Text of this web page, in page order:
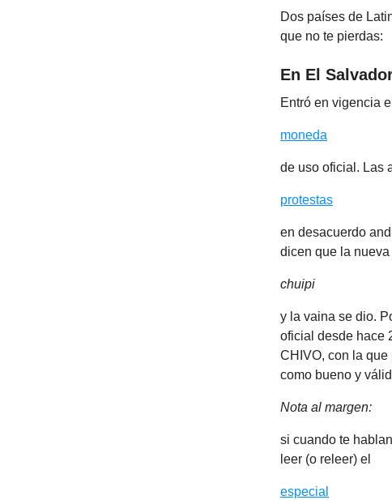
Dos países de
que no te pierdas:
En El
Entró en vigencia
moneda
de uso oficial. Las
protestas
en desacuerdo
dicen que la
chuipi
y la vaina se dio.
oficial desde hace
CHIVO, con la
como bueno y
Nota al margen:
si cuando te
leer (o releer) el
especial